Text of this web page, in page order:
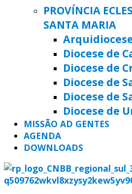
PROVÍNCIA
SANTA MARIA
Diocese de
Diocese de
Diocese de
Diocese de
Diocese de
MISSÃO AD GENTES
AGENDA
DOWNLOADS